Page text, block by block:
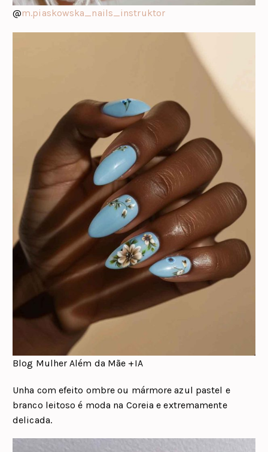
@m.piaskowska_nails_instruktor
Blog Mulher Além da Mãe +IA
Unha com efeito ombre ou mármore azul pastel e
branco leitoso é moda na Coreia e extremamente
delicada.